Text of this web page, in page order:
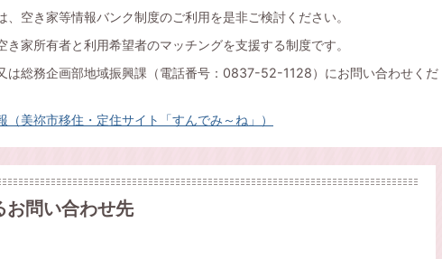
空き家等情報バンク制度のご利用を是非ご検討ください。
家所有者と利用希望者のマッチングを支援する制度です。
は総務企画部地域振興課（電話番号：0837-52-1128）にお問い合わせくだ
美祢市移住・定住サイト「すんでみ～ね」）
お問い合わせ先